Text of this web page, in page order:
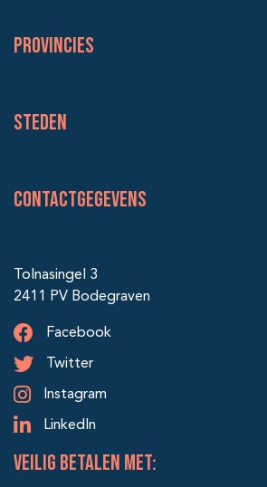
Provincies
Steden
Contactgegevens
Tolnasingel 3
2411 PV Bodegraven
Facebook
Twitter
Instagram
LinkedIn
veilig betalen met: